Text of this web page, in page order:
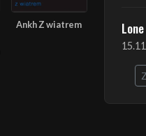
Ankh Z wiatrem